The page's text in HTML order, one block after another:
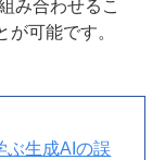
み合わせるこ
可能です。
ぶ生成AIの誤